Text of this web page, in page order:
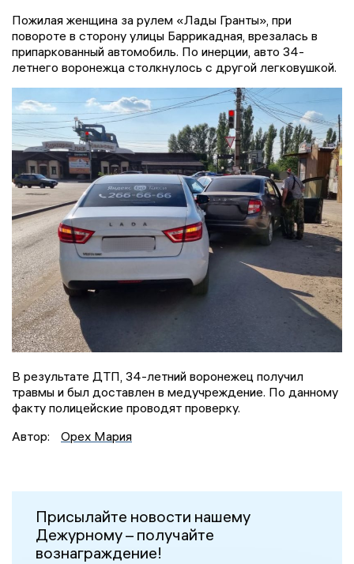
Пожилая женщина за рулем «Лады Гранты», при
повороте в сторону улицы Баррикадная, врезалась в
припаркованный автомобиль. По инерции, авто 34-
летнего воронежца столкнулось с другой легковушкой.
В результате ДТП, 34-летний воронежец получил
травмы и был доставлен в медучреждение. По данному
факту полицейские проводят проверку.
Автор:
Орех Мария
Присылайте новости нашему
Дежурному – получайте
вознаграждение!